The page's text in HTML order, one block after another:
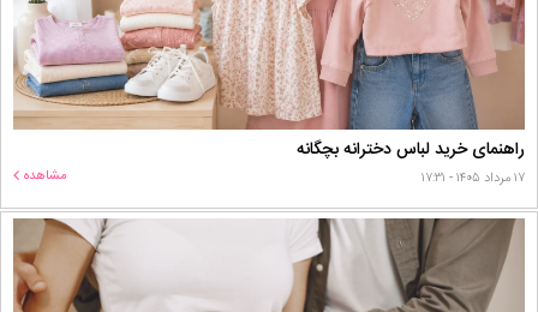
راهنمای خرید لباس دخترانه بچگانه
۱۷ مرداد ۱۴۰۵ - ۱۷:۳۱ مشاهده